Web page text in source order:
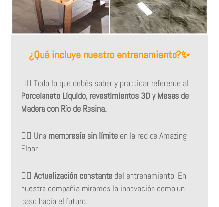
¿Qué incluye nuestro entrenamiento?✨
👉🏻 Todo lo que debés saber y practicar referente al
Porcelanato Líquido, revestimientos 3D y Mesas de
Madera con Río de Resina.
👉🏻 Una membresía sin límiteen la red de Amazing
Floor.
👉🏻 Actualización constantedel entrenamiento. En
nuestra compañia miramos la innovación como un
paso hacia el futuro.